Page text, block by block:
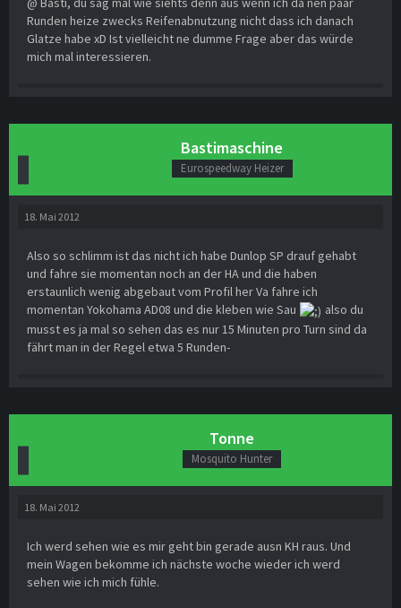
Runden heize zwecks Reifenabnutzung nicht dass ich danach
Glatze habe xD Ist vielleicht ne dumme Frage aber das würde
mich mal interessieren.
Bastimaschine
Eurospeedway Heizer
18. Mai 2012
Also so schlimm ist das nicht ich habe Dunlop SP drauf gehabt
und fahre sie momentan noch an der HA und die haben
erstaunlich wenig abgebaut vom Profil her Va fahre ich
momentan Yokohama AD08 und die kleben wie Sau
also du
musst es ja mal so sehen das es nur 15 Minuten pro Turn sind da
fährt man in der Regel etwa 5 Runden-
Tonne
Mosquito Hunter
18. Mai 2012
Ich werd sehen wie es mir geht bin gerade ausn KH raus. Und
mein Wagen bekomme ich nächste woche wieder ich werd
sehen wie ich mich fühle.